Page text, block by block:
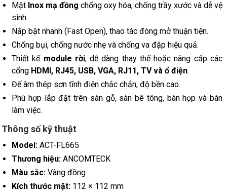
Mặt Inox mạ đồng chống oxy hóa, chống trầy xước và dễ vệ
sinh.
Nắp bật nhanh (Fast Open), thao tác đóng mở thuận tiện.
Chống bụi, chống nước nhẹ và chống va đập hiệu quả.
Thiết kế module rời, dễ dàng thay thế hoặc nâng cấp các
cổng HDMI, RJ45, USB, VGA, RJ11, TV và ổ điện.
Đế âm thép sơn tĩnh điện chắc chắn, độ bền cao.
Phù hợp lắp đặt trên sàn gỗ, sàn bê tông, bàn họp và bàn
làm việc.
Thông số kỹ thuật
Model: ACT-FL665
Thương hiệu: ANCOMTECK
Màu sắc: Vàng đồng
Kích thước mặt: 112 × 112 mm